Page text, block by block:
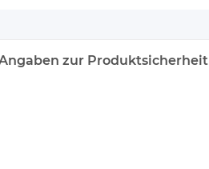
zur Produktsicherheit